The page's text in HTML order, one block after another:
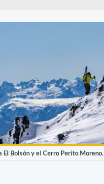
El Bolsón y el Cerro Perito Moreno.